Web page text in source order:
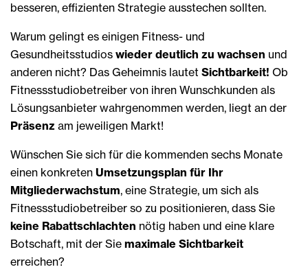
besseren, effizienten Strategie ausstechen sollten.
Warum gelingt es einigen Fitness- und
Gesundheitsstudios wieder deutlich zu wachsen und
anderen nicht? Das Geheimnis lautet Sichtbarkeit! Ob
Fitnessstudiobetreiber von ihren Wunschkunden als
Lösungsanbieter wahrgenommen werden, liegt an der
Präsenz am jeweiligen Markt!
Wünschen Sie sich für die kommenden sechs Monate
einen konkreten Umsetzungsplan für Ihr
Mitgliederwachstum, eine Strategie, um sich als
Fitnessstudiobetreiber so zu positionieren, dass Sie
keine Rabattschlachten nötig haben und eine klare
Botschaft, mit der Sie maximale Sichtbarkeit
erreichen?